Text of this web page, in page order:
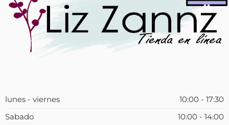
lunes - viernes
10:00 - 17:30
Sabado
10:00 - 14:00